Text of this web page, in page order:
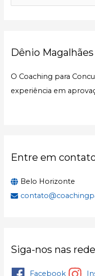
i
:
Dênio Magalhães
O Coaching para
experiência em
Entre em
Belo Horizonte
Siga-nos nas
Facebook